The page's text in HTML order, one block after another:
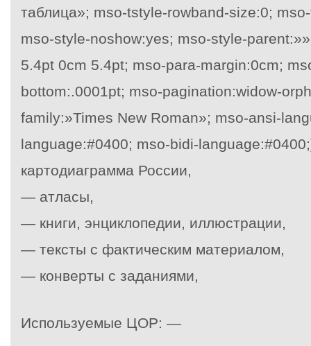
таблица»; mso-tstyle-rowband-size:0;
mso-style-noshow:yes; mso-style-
5.4pt 0cm 5.4pt; mso-para-margin:0cm;
bottom:.0001pt; mso-pagination:widow-
family:»Times New Roman»; mso-ansi-
language:#0400; mso-bidi-
картодиаграмма России,
— атласы,
— книги, энциклопедии, иллюстрации,
— тексты с фактическим материалом,
— конверты с заданиями,
Используемые ЦОР: —